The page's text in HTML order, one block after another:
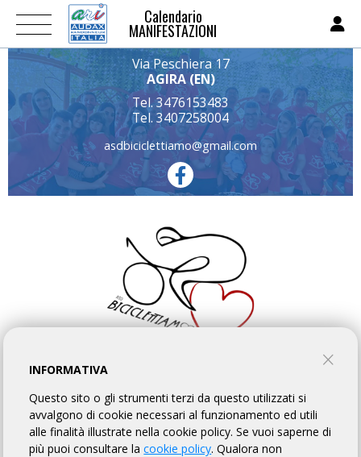
Calendario
MANIFESTAZIONI
Via Peschiera 17
AGIRA (EN)
Tel. 3476153483
Tel. 3407258004
asdbiciclettiamo@gmail.com
BICICLETTIAMO
PROFILO EVENTI
INFORMATIVA
Questo sito o gli strumenti terzi da questo utilizzati si
avvalgono di cookie necessari al funzionamento ed utili
alle finalità illustrate nella cookie policy. Se vuoi saperne di
più puoi consultare lacookie policy. Qualora non